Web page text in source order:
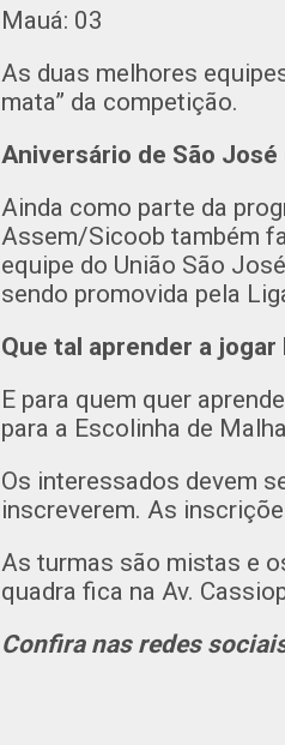
Mauá: 03
As duas melhores
mata” da competição.
Aniversário de São José
Ainda como parte da
Assem/Sicoob também
equipe do União São
sendo promovida pela
Que tal aprender a jogar
E para quem quer
para a Escolinha de
Os interessados devem
inscreverem. As
As turmas são mistas e
quadra fica na Av.
Confira nas redes